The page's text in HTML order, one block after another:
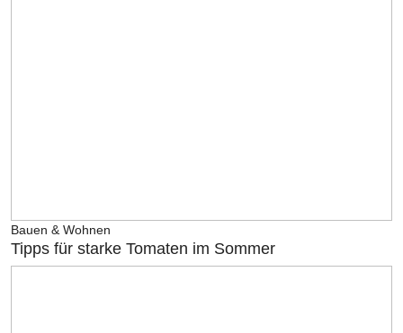
Bauen & Wohnen
Tipps für starke Tomaten im Sommer